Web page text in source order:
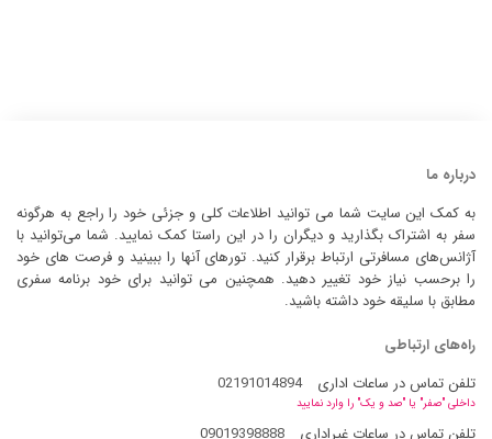
درباره ما
به کمک این سایت شما می توانید اطلاعات کلی و جزئی خود را راجع به هرگونه
سفر به اشتراک بگذارید و دیگران را در این راستا کمک نمایید. شما می‌توانید با
آژانس‌های مسافرتی ارتباط برقرار کنید. تورهای آنها را ببینید و فرصت های خود
را برحسب نیاز خود تغییر دهید. همچنین می توانید برای خود برنامه سفری
مطابق با سلیقه خود داشته باشید.
راه‌های ارتباطی
تلفن تماس در ساعات اداری
02191014894
داخلی "صفر" یا "صد و یک" را وارد نمایید
تلفن تماس در ساعات غیراداری 09019398888